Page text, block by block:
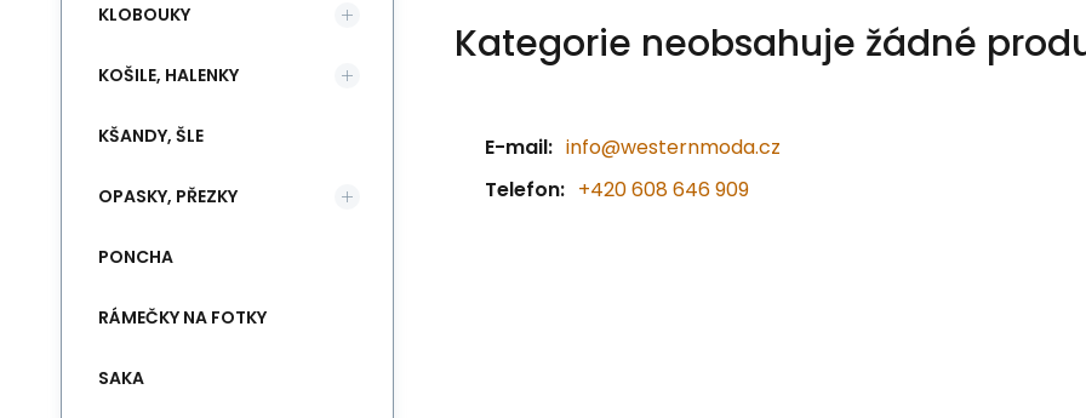
Kategorie neobsahuje žádné
E-mail: info@westernmoda.cz
Telefon: +420 608 646 909
KLOBOUKY
KOŠILE, HALENKY
KŠANDY, ŠLE
OPASKY, PŘEZKY
PONCHA
RÁMEČKY NA FOTKY
SAKA